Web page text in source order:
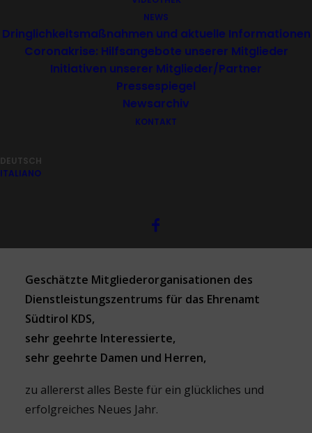
NEWS
Dringlichkeitsmaßnahmen und aktuelle Informationen
Coronakrise: Hilfsangebote unserer Mitglieder
Initiativen unserer Mitglieder/Partner
Pressespiegel
Newsarchiv
KONTAKT
DEUTSCH
ITALIANO
Fälligkeiten 2025
Check-up-Antrag PDF
Geschätzte Mitgliederorganisationen des
Dienstleistungszentrums für das Ehrenamt
Südtirol KDS,
sehr geehrte Interessierte,
sehr geehrte Damen und Herren,
zu allererst alles Beste für ein glückliches und
erfolgreiches Neues Jahr.